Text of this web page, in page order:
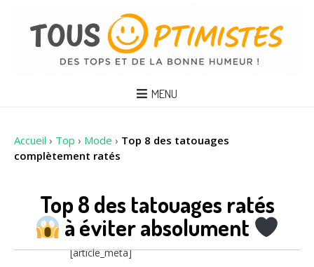
MENU
Accueil › Top › Mode › Top 8 des tatouages
complètement ratés
Top 8 des tatouages ratés
à éviter absolument
[article_meta]